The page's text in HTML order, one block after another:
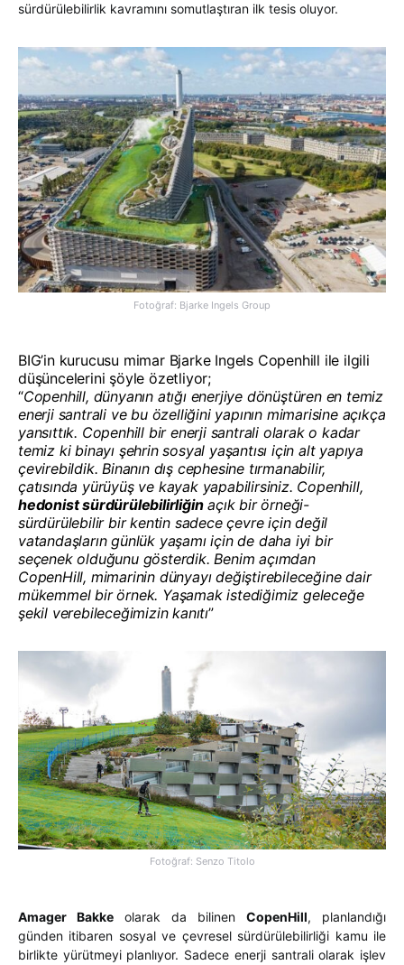
sürdürülebilirlik kavramını somutlaştıran ilk tesis oluyor.
Fotoğraf: Bjarke Ingels Group
BIG’in kurucusu mimar Bjarke Ingels Copenhill ile ilgili
düşüncelerini şöyle özetliyor;
“Copenhill, dünyanın atığı enerjiye dönüştüren en temiz
enerji santrali ve bu özelliğini yapının mimarisine açıkça
yansıttık. Copenhill bir enerji santrali olarak o kadar
temiz ki binayı şehrin sosyal yaşantısı için alt yapıya
çevirebildik. Binanın dış cephesine tırmanabilir,
çatısında yürüyüş ve kayak yapabilirsiniz. Copenhill,
hedonist sürdürülebilirliğinaçık bir örneği-
sürdürülebilir bir kentin sadece çevre için değil
vatandaşların günlük yaşamı için de daha iyi bir
seçenek olduğunu gösterdik. Benim açımdan
CopenHill, mimarinin dünyayı değiştirebileceğine dair
mükemmel bir örnek. Yaşamak istediğimiz geleceğe
şekil verebileceğimizin kanıtı”
Fotoğraf: Senzo Titolo
Amager Bakke olarak da bilinen CopenHill, planlandığı
günden itibaren sosyal ve çevresel sürdürülebilirliği kamu ile
birlikte yürütmeyi planlıyor. Sadece enerji santrali olarak işlev